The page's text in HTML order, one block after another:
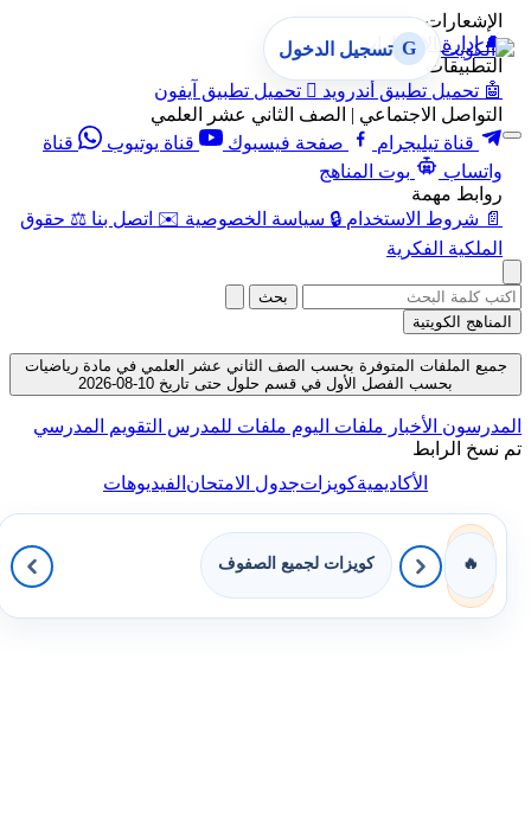
الإشعارات
🔔 إدارة الإشعارات
التطبيقات
🤖 تحميل تطبيق أندرويد  تحميل تطبيق آيفون
التواصل الاجتماعي | الصف الثاني عشر العلمي
قناة تيليجرام
صفحة فيسبوك قناة يوتيوب
قناة
واتساب
بوت المناهج
روابط مهمة
📄 شروط الاستخدام 🔒 سياسة الخصوصية ✉️ اتصل بنا ⚖️ حقوق
الملكية الفكرية
G تسجيل الدخول
بحث
المناهج الكويتية
جميع الملفات المتوفرة بحسب الصف الثاني عشر العلمي في مادة رياضيات
بحسب الفصل الأول في قسم حلول حتى تاريخ 10-08-2026
المدرسون الأخبار ملفات اليوم ملفات للمدرس التقويم المدرسي
تم نسخ الرابط
الأكاديميةكويزاتجدول الامتحانالفيديوهات
🔥 كويزات لجميع الصفوف